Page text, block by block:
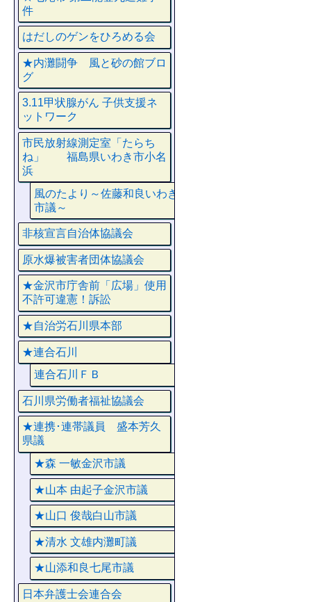
件
はだしのゲンをひろめる会
★内灘闘争 風と砂の館ブロ
グ
3.11甲状腺がん 子供支援ネ
ットワーク
市民放射線測定室「たらち
ね」 福島県いわき市小名
浜
風のたより～佐藤和良いわき
市議～
非核宣言自治体協議会
原水爆被害者団体協議会
★金沢市庁舎前「広場」使用
不許可違憲！訴訟
★自治労石川県本部
★連合石川
連合石川ＦＢ
石川県労働者福祉協議会
★連携･連帯議員 盛本芳久
県議
★森 一敏金沢市議
★山本 由起子金沢市議
★山口 俊哉白山市議
★清水 文雄内灘町議
★山添和良七尾市議
日本弁護士会連合会